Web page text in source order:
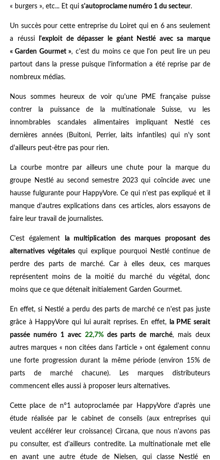
« burgers », etc... Et qui s'autoproclame numéro 1 du secteur.
Un succès pour cette entreprise du Loiret qui en 6 ans seulement
a réussi
l'exploit de dépasser le géant Nestlé avec sa marque
« Garden Gourmet », c'est du moins ce que l'on peut lire un peu
partout dans la presse puisque l'information a été reprise par de
nombreux médias.
Nous sommes heureux de voir qu'une PME française puisse
contrer la puissance de la multinationale Suisse, vu les
innombrables scandales alimentaires impliquant Nestlé ces
dernières années (Buitoni, Perrier, laits infantiles) qui n'y sont
d'ailleurs peut-être pas pour rien.
La courbe montre par ailleurs une chute pour la marque du
groupe Nestlé au second semestre 2023 qui coïncide avec une
hausse fulgurante pour HappyVore. Ce qui n'est pas expliqué et il
manque d'autres explications dans ces articles, alors essayons de
faire leur travail de journalistes.
C'est également
la multiplication des marques proposant des
alternatives végétalesqui explique pourquoi Nestlé continue de
perdre des parts de marché. Car à elles deux, ces marques
représentent moins de la moitié du marché du végétal, donc
moins que ce que détenait initialement Garden Gourmet.
En effet, si Nestlé a perdu des parts de marché ce n'est pas juste
grâce à HappyVore qui lui aurait reprises. En effet,
la PME serait
passée numéro 1 avec 22,7%des parts de marché, mais deux
autres marques « non citées dans l'article » ont également connu
une forte progression durant la même période (environ 15% de
parts de marché chacune). Les marques distributeurs
commencent elles aussi à proposer leurs alternatives.
Cette place de n°1 autoproclamée par HappyVore d'après une
étude réalisée par le cabinet de conseils (aux entreprises qui
veulent accélérer leur croissance) Circana, que nous n'avons pas
pu consulter, est d'ailleurs contredite. La multinationale met elle
en avant une autre étude de Nielsen, qui classe Nestlé en